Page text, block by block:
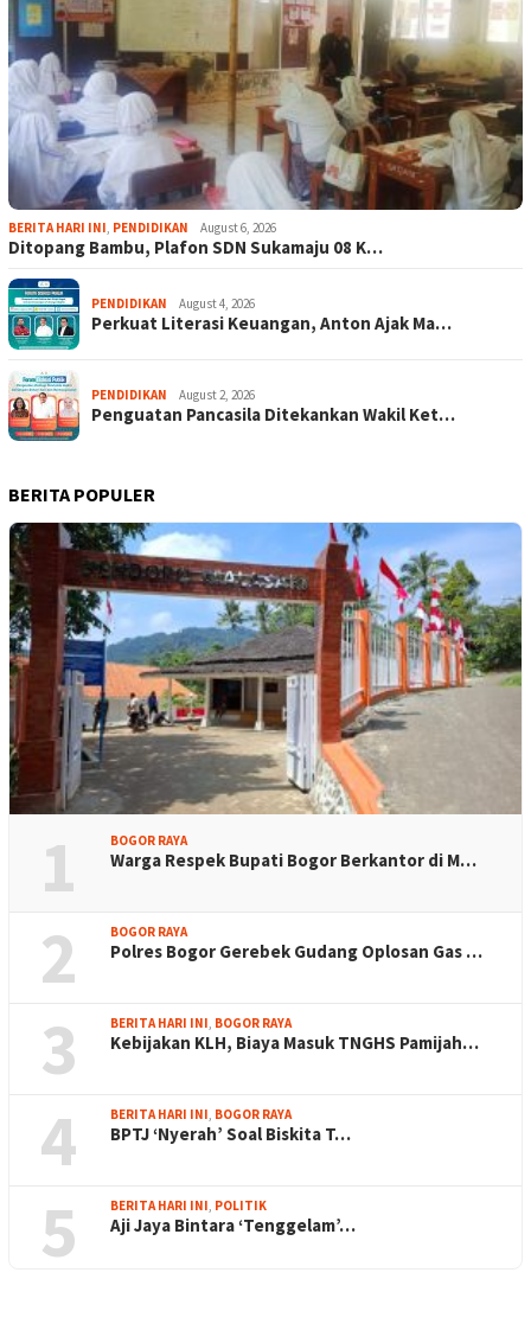
BERITA HARI INI, PENDIDIKAN August 6, 2026
Ditopang Bambu, Plafon SDN Sukamaju 08 K…
PENDIDIKAN August 4, 2026
Perkuat Literasi Keuangan, Anton Ajak Ma…
PENDIDIKAN August 2, 2026
Penguatan Pancasila Ditekankan Wakil Ket…
BERITA POPULER
1 BOGOR RAYA
Warga Respek Bupati Bogor Berkantor di M…
2 BOGOR RAYA
Polres Bogor Gerebek Gudang Oplosan Gas …
3 BERITA HARI INI, BOGOR RAYA
Kebijakan KLH, Biaya Masuk TNGHS Pamijah…
4 BERITA HARI INI, BOGOR RAYA
BPTJ ‘Nyerah’ Soal Biskita T…
5 BERITA HARI INI, POLITIK
Aji Jaya Bintara ‘Tenggelam’…